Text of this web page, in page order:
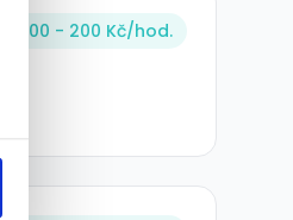
200 - 200 Kč/hod.